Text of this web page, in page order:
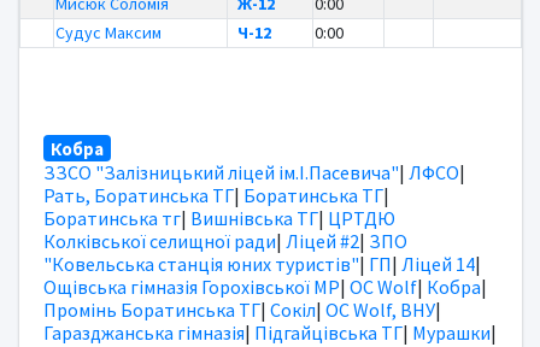
Судус Максим
Ч-12 0:00
Кобра
ЗЗСО "Залізницький ліцей ім.І.Пасевича"| ЛФСО|
Рать, Боратинська ТГ| Боратинська ТГ|
Боратинська тг| Вишнівська ТГ| ЦРТДЮ
Колківської селищної ради| Ліцей #2| ЗПО
"Ковельська станція юних туристів"| ГП| Ліцей 14|
Ощівська гімназія Горохівської МР| OC Wolf| Кобра|
Промінь Боратинська ТГ| Сокіл| OC Wolf, ВНУ|
Гаразджанська гімназія| Підгайцівська ТГ| Мурашки|